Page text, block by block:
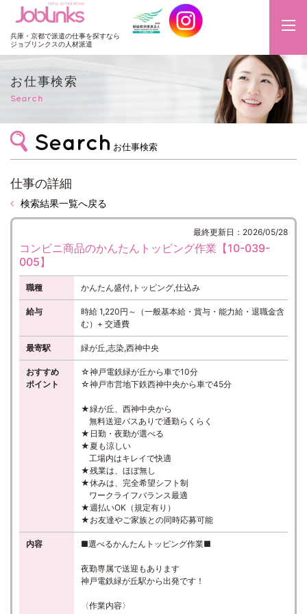
JobLinks
兵庫・京都で派遣の仕事を探すなら
ジョブリンクスの人材派遣
お仕事検索
Search
お仕事検索
仕事の詳細
検索結果一覧へ戻る
最終更新日：2026/05/28
コンビニ商品のかんたんトッピング作業【10-039-
005】
職種 かんたん盛付,トッピング,仕込み
給与
時給 1,220円～（一般基本給・賞与・能力給・退職金含
む）+ 交通費
最寄駅 緑が丘,志染,西神中央
おすすめ
ポイント
☆神戸電鉄緑が丘から車で10分
☆神戸市営地下鉄西神中央から車で45分
★緑が丘、西神中央から
無料送迎バスありで通勤らくらく
★日勤・夜勤が選べる
★夏も涼しい
工場内はキレイで快適
★残業は、ほぼ無し
★休みは、完全希望シフト制
ワークライフバランス最適
★週払いOK（規定有り）
★お友達やご家族との同時応募可能
内容 ■選べるかんたんトッピング作業■
夜勤専属で送迎もあります
神戸電鉄緑が丘駅から出発です！
〈作業内容〉